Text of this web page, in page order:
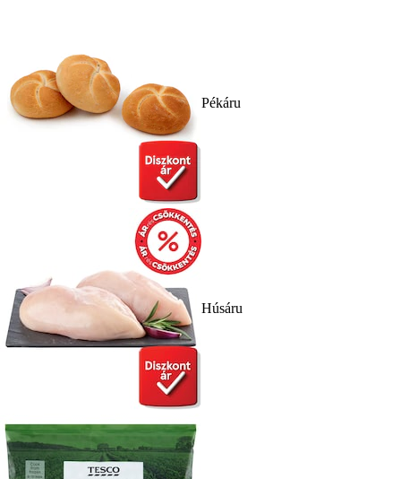
Pékáru
Húsáru